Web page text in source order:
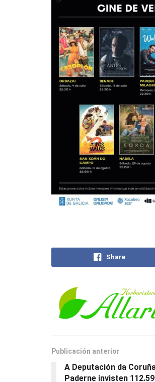
Share
Publicación anterior
A Deputación da
Paderne invisten